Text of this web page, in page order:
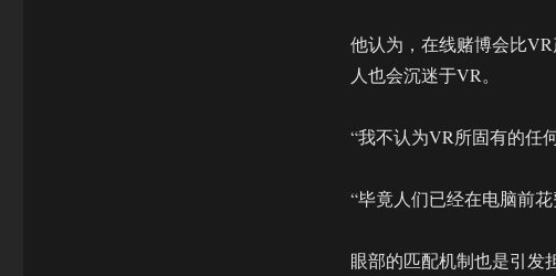
他认为，在线赌博会比
人也会沉迷于VR。
“我不认为VR所固有的任
“毕竟人们已经在电脑前
眼部的匹配机制也是引发